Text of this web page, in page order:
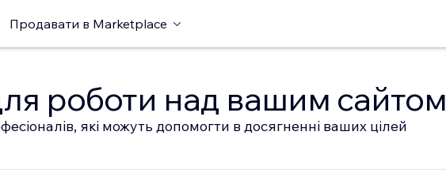
Продавати в Marketplace
роботи над вашим сайтом
які можуть допомогти в досягненні ваших цілей